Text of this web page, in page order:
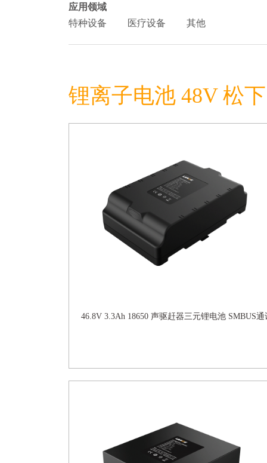
应用领域
特种设备
医疗设备 其他
锂离子电池 48V 松下
46.8V 3.3Ah 18650 声驱赶器三元锂电池 SMBUS通